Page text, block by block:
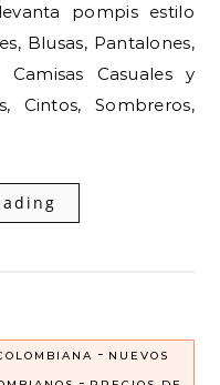
pompis estilo
Blusas, Pantalones,
Casuales y
Cintos, Sombreros,
- NUEVOS